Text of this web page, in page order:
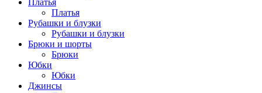
Платья
Платья
Рубашки и блузки
Рубашки и блузки
Брюки и шорты
Брюки
Юбки
Юбки
Джинсы